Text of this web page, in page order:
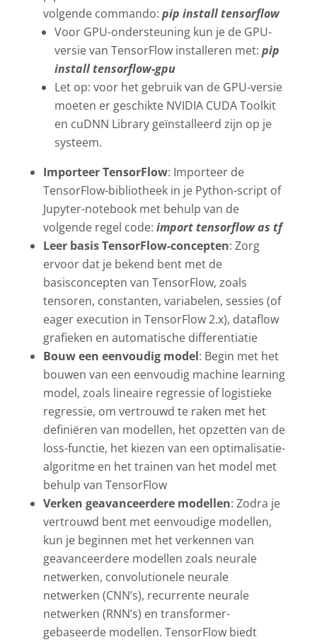
volgende commando: pip install tensorflow
Voor GPU-ondersteuning kun je de GPU-
versie van TensorFlow installeren met: pip
install tensorflow-gpu
Let op: voor het gebruik van de GPU-versie
moeten er geschikte NVIDIA CUDA Toolkit
en cuDNN Library geïnstalleerd zijn op je
systeem.
Importeer TensorFlow: Importeer de
TensorFlow-bibliotheek in je Python-script of
Jupyter-notebook met behulp van de
volgende regel code: import tensorflow as tf
Leer basis TensorFlow-concepten: Zorg
ervoor dat je bekend bent met de
basisconcepten van TensorFlow, zoals
tensoren, constanten, variabelen, sessies (of
eager execution in TensorFlow 2.x), dataflow
grafieken en automatische differentiatie
Bouw een eenvoudig model: Begin met het
bouwen van een eenvoudig machine learning
model, zoals lineaire regressie of logistieke
regressie, om vertrouwd te raken met het
definiëren van modellen, het opzetten van de
loss-functie, het kiezen van een optimalisatie-
algoritme en het trainen van het model met
behulp van TensorFlow
Verken geavanceerdere modellen: Zodra je
vertrouwd bent met eenvoudige modellen,
kun je beginnen met het verkennen van
geavanceerdere modellen zoals neurale
netwerken, convolutionele neurale
netwerken (CNN’s), recurrente neurale
netwerken (RNN’s) en transformer-
gebaseerde modellen. TensorFlow biedt